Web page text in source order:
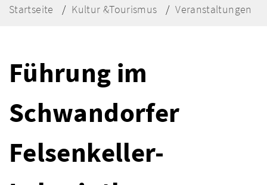
Startseite Kultur &Tourismus Veranstaltungen
Führung im
Schwandorfer
Felsenkeller-